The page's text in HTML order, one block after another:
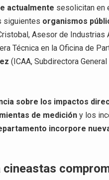
actualmente sesolicitan en
siguientes organismos
Asesor de Industrias
Técnica en la Oficina de
(ICAA, Subdirectora
sobre los impactos
de medición y los
incorpore